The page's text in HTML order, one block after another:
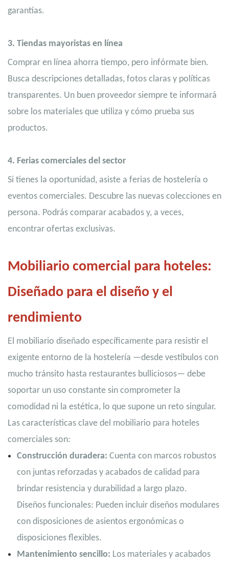
garantías.
3. Tiendas mayoristas en línea
Comprar en línea ahorra tiempo, pero infórmate bien.
Busca descripciones detalladas, fotos claras y políticas
transparentes. Un buen proveedor siempre te informará
sobre los materiales que utiliza y cómo prueba sus
productos.
4. Ferias comerciales del sector
Si tienes la oportunidad, asiste a ferias de hostelería o
eventos comerciales. Descubre las nuevas colecciones en
persona. Podrás comparar acabados y, a veces,
encontrar ofertas exclusivas.
Mobiliario comercial para hoteles:
Diseñado para el diseño y el
rendimiento
El mobiliario diseñado específicamente para resistir el
exigente entorno de la hostelería —desde vestíbulos con
mucho tránsito hasta restaurantes bulliciosos— debe
soportar un uso constante sin comprometer la
comodidad ni la estética, lo que supone un reto singular.
Las características clave del mobiliario para hoteles
comerciales son:
Construcción duradera: Cuenta con marcos robustos
con juntas reforzadas y acabados de calidad para
brindar resistencia y durabilidad a largo plazo.
Diseños funcionales: Pueden incluir diseños modulares
con disposiciones de asientos ergonómicas o
disposiciones flexibles.
Mantenimiento sencillo: Los materiales y acabados